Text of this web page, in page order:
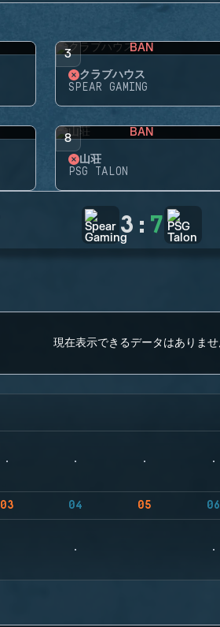
3 BAN
クラブハウス
SPEAR GAMING
8 BAN
山荘
PSG TALON
3 : 7
現在表示できるデータはありませ
03 04 05 06